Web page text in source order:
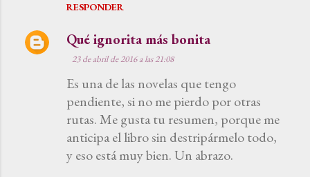
RESPONDER
Qué ignorita más bonita
23 de abril de 2016 a las 21:08
Es una de las novelas que tengo
pendiente, si no me pierdo por otras
rutas. Me gusta tu resumen, porque me
anticipa el libro sin destripármelo todo,
y eso está muy bien. Un abrazo.